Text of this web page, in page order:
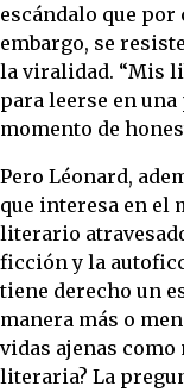
escándalo que
embargo, se
la viralidad. “Mis
para leerse en una
momento de
Pero Léonard,
que interesa en el
literario
ficción y la
tiene derecho un
manera más o
vidas ajenas
literaria? La